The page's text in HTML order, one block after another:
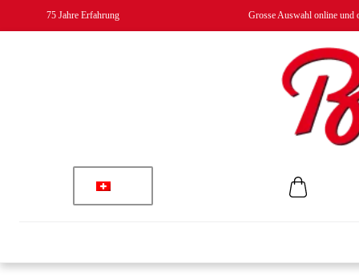
75 Jahre Erfahrung Grosse Auswahl online und